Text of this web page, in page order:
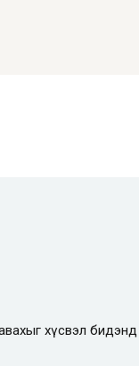
хүсвэл бидэнд